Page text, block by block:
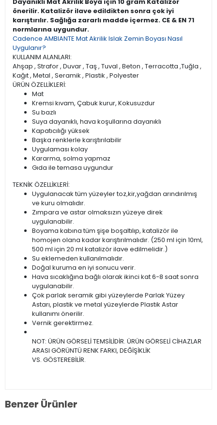
Dayanıklı Mat Akrilik Boya için 10 gram Katalizör
önerilir. Katalizör ilave edildikten sonra çok iyi
karıştırılır. Sağlığa zararlı madde içermez. CE & EN 71
normlarına uygundur.
Cadence AMBIANTE Mat Akrilik Islak Zemin Boyası Nasıl
Uygulanır?
KULLANIM ALANLARI:
Ahşap , Strafor , Duvar , Taş , Tuval , Beton , Terracotta ,Tuğla ,
Kağıt , Metal , Seramik , Plastik , Polyester
ÜRÜN ÖZELLİKLERİ:
Mat
Kremsi kıvam, Çabuk kurur, Kokusuzdur
Su bazlı
Suya dayanıklı, hava koşullarına dayanıklı
Kapatıcılığı yüksek
Başka renklerle karıştırılabilir
Uygulaması kolay
Kararma, solma yapmaz
Gıda ile temasa uygundur
TEKNİK ÖZELLİKLERİ:
Uygulanacak tüm yüzeyler toz,kir,yağdan arındırılmış
ve kuru olmalıdır.
Zımpara ve astar olmaksızın yüzeye direk
uygulanabilir.
Boyama kabına tüm şişe boşaltılıp, katalizör ile
homojen olana kadar karıştırılmalıdır. (250 ml için 10ml,
500 ml için 20 ml katalizör ilave edilmelidir.)
Su eklemeden kullanılmalıdır.
Doğal kuruma en iyi sonucu verir.
Hava sıcaklığına bağlı olarak ikinci kat 6-8 saat sonra
uygulanabilir.
Çok parlak seramik gibi yüzeylerde Parlak Yüzey
Astarı, plastik ve metal yüzeylerde Plastik Astar
kullanımı önerilir.
Vernik gerektirmez.
NOT: ÜRÜN GÖRSELİ TEMSİLİDİR. ÜRÜN GÖRSELİ CİHAZLAR
ARASI GÖRÜNTÜ RENK FARKI, DEĞİŞİKLİK
VS. GÖSTEREBİLİR.
Benzer Ürünler